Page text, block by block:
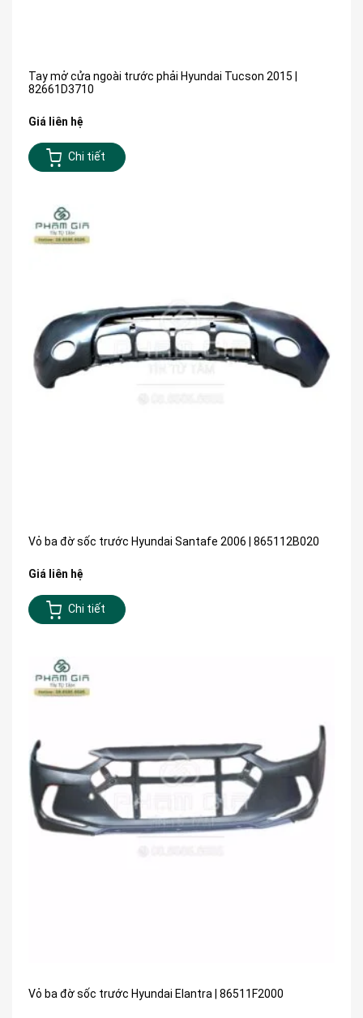
Tay mở cửa ngoài trước phải Hyundai Tucson 2015 |
82661D3710
Giá liên hệ
Chi tiết
Vỏ ba đờ sốc trước Hyundai Santafe 2006 | 865112B020
Giá liên hệ
Chi tiết
Vỏ ba đờ sốc trước Hyundai Elantra | 86511F2000